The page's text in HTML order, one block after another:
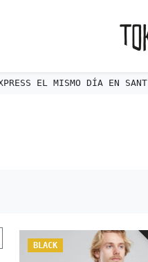
Envío gratis a todo Chile
BLACK